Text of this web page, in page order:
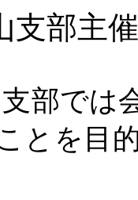
支部主
部では
とを目